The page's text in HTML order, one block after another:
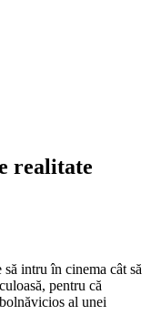
realitate
intru în cinema cât să
pentru că
al unei